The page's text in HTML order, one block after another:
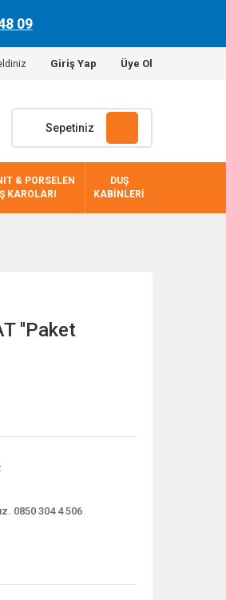
09
Giriş Yap Üye Ol
Sepetiniz
& PORSELEN
KAROLARI
DUŞ
KABİNLERİ
''Paket
0850 304 4 506